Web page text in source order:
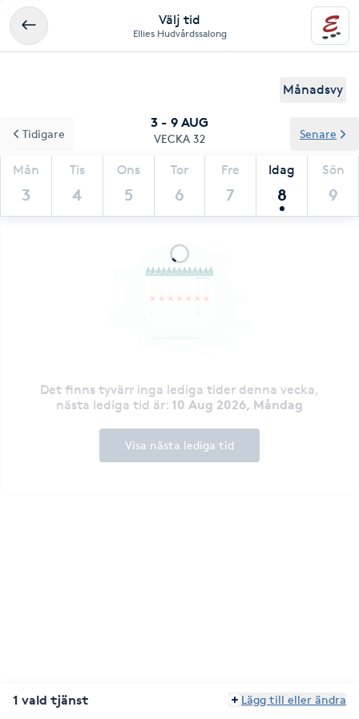
Välj tid
Ellies Hudvårdssalong
Månadsvy
3 - 9 AUG
VECKA 32
Mån
3
Tis
4
Ons
5
Tor
6
Fre
7
Idag
8
Sön
9
Tidigare Senare
Det finns tyvärr inga lediga tider denna vecka,
nästa lediga tid är: 10 Aug 2026, Måndag
Visa nästa lediga tid
1 vald tjänst Lägg till eller ändra